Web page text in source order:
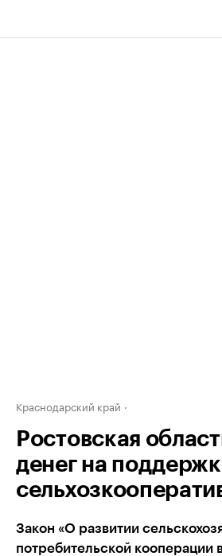
Краснодарский край
Ростовская
денег на
Закон «О развитии
потребительской кооперации